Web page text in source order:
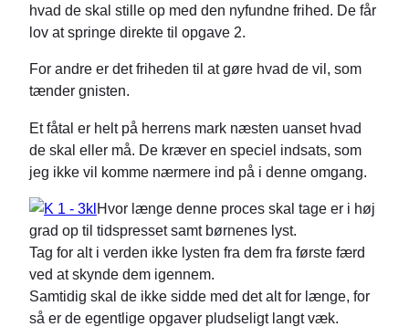
hvad de skal stille op med den nyfundne frihed. De får
lov at springe direkte til opgave 2.
For andre er det friheden til at gøre hvad de vil, som
tænder gnisten.
Et fåtal er helt på herrens mark næsten uanset hvad
de skal eller må. De kræver en speciel indsats, som
jeg ikke vil komme nærmere ind på i denne omgang.
Hvor længe denne proces skal tage er i høj
grad op til tidspresset samt børnenes lyst.
Tag for alt i verden ikke lysten fra dem fra første færd
ved at skynde dem igennem.
Samtidig skal de ikke sidde med det alt for længe, for
så er de egentlige opgaver pludseligt langt væk.